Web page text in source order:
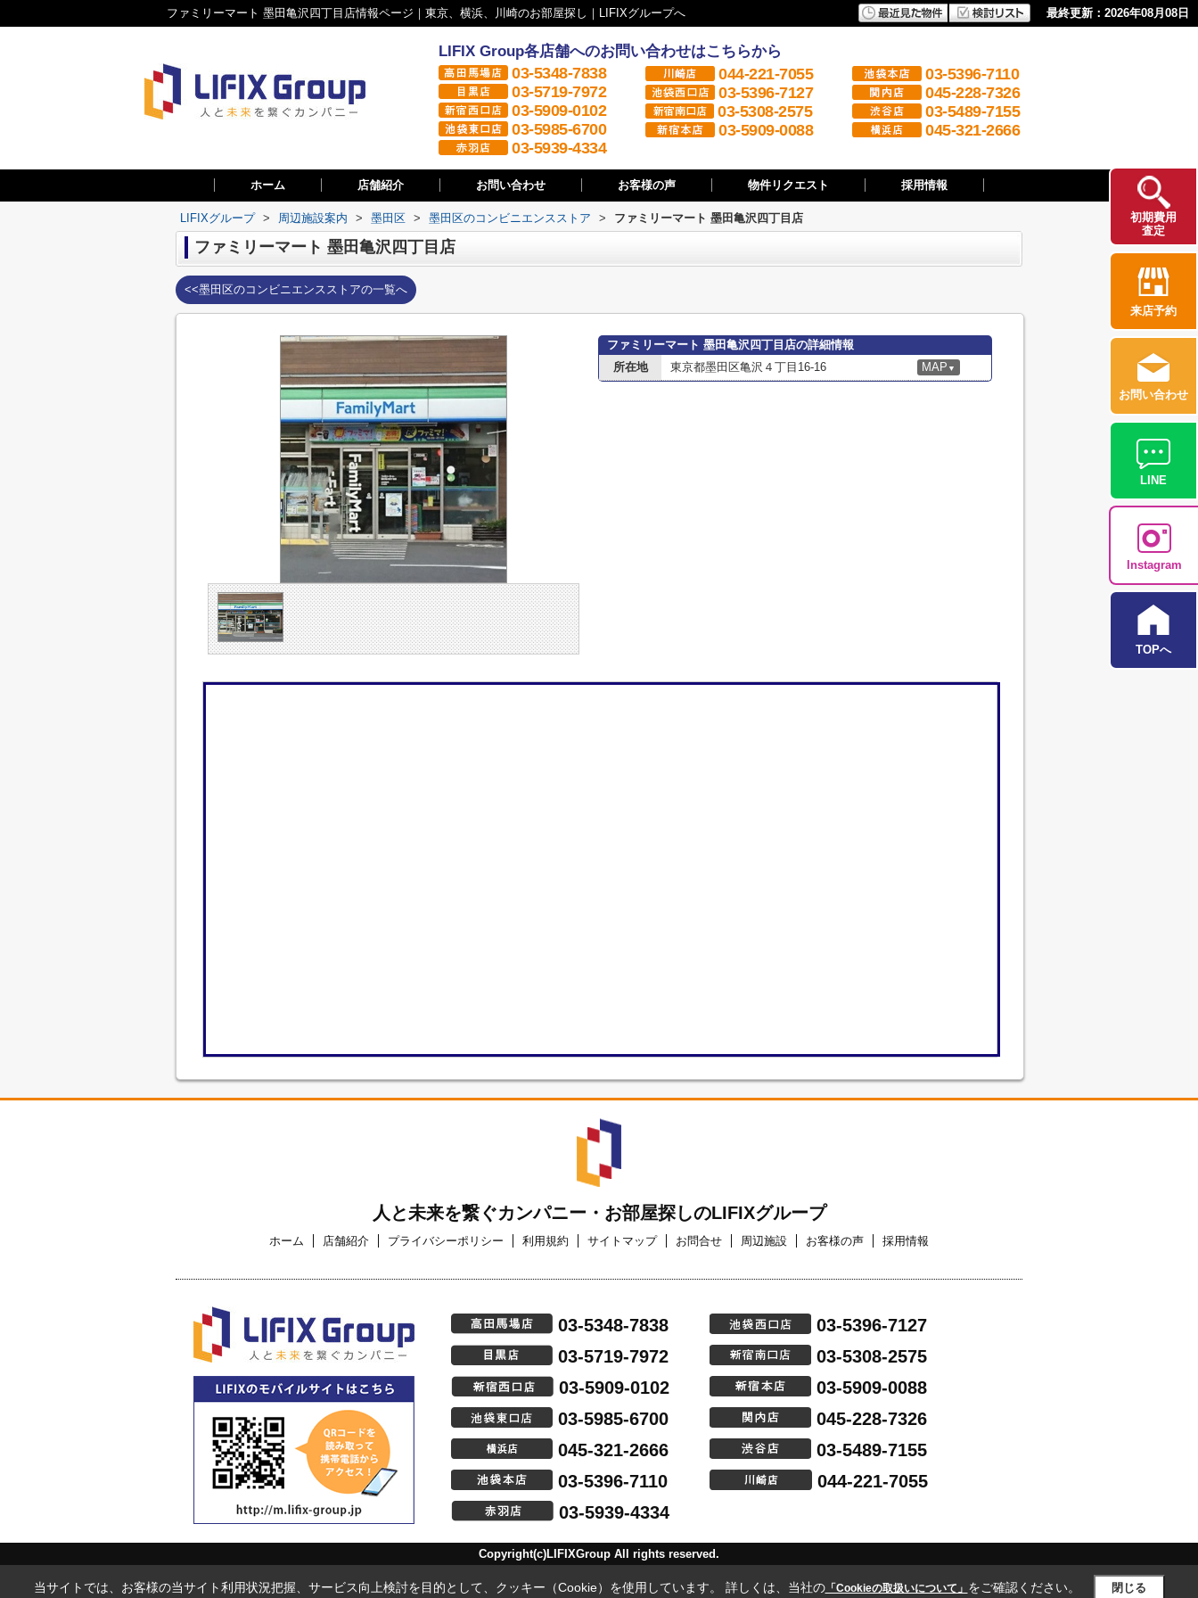
ファミリーマート 墨田亀沢四丁目店情報ページ｜東京、横浜、川崎のお部屋探し｜LIFIXグループへ 最終更新：2026年08月08日
LIFIX Group各店舗へのお問い合わせはこちらから
03-5348-7838
03-5719-7972
03-5909-0102
03-5985-6700
03-5939-4334
044-221-7055
03-5396-7127
03-5308-2575
03-5909-0088
03-5396-7110
045-228-7326
03-5489-7155
045-321-2666
ホーム 店舗紹介 お問い合わせ お客様の声 物件リクエスト 採用情報
LIFIXグループ > 周辺施設案内 > 墨田区 > 墨田区のコンビニエンスストア > ファミリーマート 墨田亀沢四丁目店
ファミリーマート 墨田亀沢四丁目店
<<墨田区のコンビニエンスストアの一覧へ
ファミリーマート 墨田亀沢四丁目店の詳細情報
所在地
東京都墨田区亀沢４丁目16-16 MAP ▼
人と未来を繋ぐカンパニー・お部屋探しのLIFIXグループ
ホーム 店舗紹介 プライバシーポリシー 利用規約 サイトマップ お問合せ 周辺施設 お客様の声 採用情報
03-5348-7838
03-5719-7972
03-5909-0102
03-5985-6700
045-321-2666
03-5396-7110
03-5939-4334
03-5396-7127
03-5308-2575
03-5909-0088
045-228-7326
03-5489-7155
044-221-7055
Copyright(c)LIFIXGroup All rights reserved.
初期費用
査定
来店予約
お問い合わせ
LINE
Instagram
TOPへ
当サイトでは、お客様の当サイト利用状況把握、サービス向上検討を目的として、クッキー（Cookie）を使用しています。 詳しくは、当社の「Cookieの取扱いについて」 をご確認ください。 閉じる